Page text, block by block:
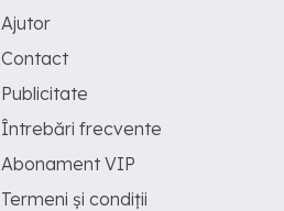
Ajutor
Contact
Publicitate
Întrebări frecvente
Abonament VIP
Termeni și condiții